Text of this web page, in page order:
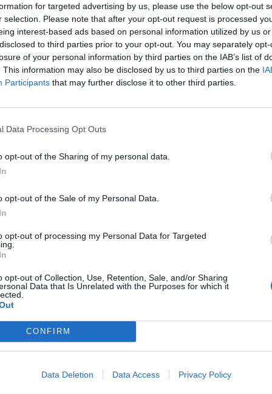
for targeted advertising by us, please use the below opt-out
selection. Please note that after your opt-out request is processed
interest-based ads based on personal information utilized by us
to third parties prior to your opt-out. You may separately
of your personal information by third parties on the IAB’s list of
This information may also be disclosed by us to third parties on the
Participants that may further disclose it to other third parties.
Data Processing Opt Outs
opt-out of the Sharing of my personal data.
opt-out of the Sale of my Personal Data.
opt-out of processing my Personal Data for Targeted
opt-out of Collection, Use, Retention, Sale, and/or Sharing
Data that Is Unrelated with the Purposes for which it
CONFIRM
Data Deletion Data Access Privacy Policy
accessibili, annuncia al MWC 2023 diversi nuovi prodotti, tra
tablet e device connessi. Il lancio in Europa della Serie TCL
TCL premiata da ADG con gli Awards for
dei principali attori nel settore TV e nell’elettronica di consumo a livello
display durante il CES 2023. Due i riconoscimenti di prestigio, il Display
l’evento saranno mostrate le nuove serie Mini LED e QLED, monitor
dispositivi mobile, elettrodomestici smart, senza dimenticare
Continuano le novità da Las Vegas di TCL Electronics, uno
attori nel settore TV e …
una serie di nuovi prodotti connessi che
pioniera nella tecnologia dei display e nelle esperienze smart e di